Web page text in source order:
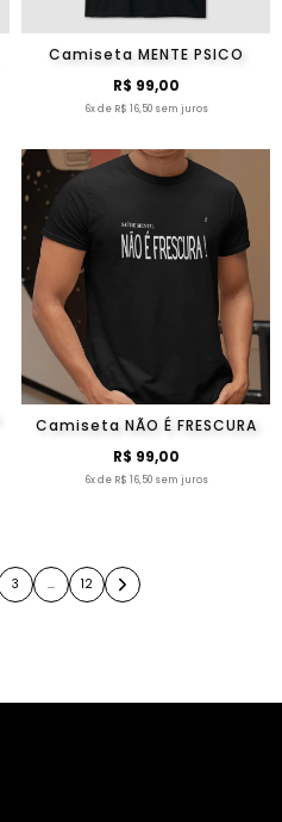
Camiseta MENTE PSICO
R$ 99,00
6x de R$ 16,50 sem juros
Camiseta NÃO É FRESCURA
R$ 99,00
6x de R$ 16,50 sem juros
3 … 12